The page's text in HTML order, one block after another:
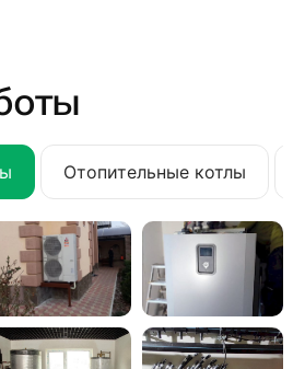
Отопительные котлы